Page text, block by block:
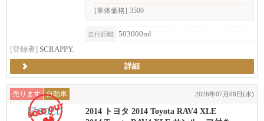
[車体価格] 3500
走行距離
503000ml
[登録者] SCRAPPY.
詳細
売ります 自動車 2026年07月08日(水)
2014 トヨタ 2014 Toyota RAV4 XLE